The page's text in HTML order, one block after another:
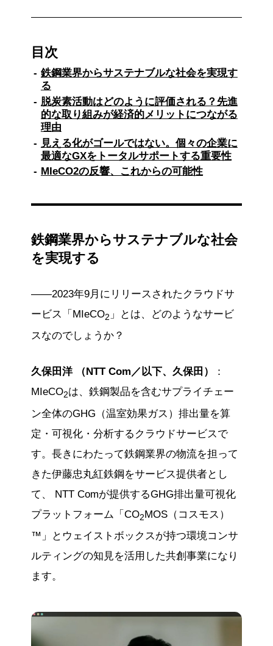
目次
鉄鋼業界からサステナブルな社会を実現す
る
脱炭素活動はどのように評価される？先進
的な取り組みが経済的メリットにつながる
理由
見える化がゴールではない。個々の企業に
最適なGXをトータルサポートする重要性
MIeCO2の反響、これからの可能性
鉄鋼業界からサステナブルな社会
を実現する
——2023年9月にリリースされたクラウドサ
ービス「MIeCO2 」とは、どのようなサービ
スなのでしょうか？
久保田洋 （NTT Com／以下、久保田）
：
MIeCO2は、鉄鋼製品を含むサプライチェー
ン全体のGHG（温室効果ガス）排出量を算
定・可視化・分析するクラウドサービスで
す。長きにわたって鉄鋼業界の物流を担って
きた伊藤忠丸紅鉄鋼をサービス提供者とし
て、 NTT Comが提供するGHG排出量可視化
プラットフォーム「CO2MOS（コスモス）
™」とウェイストボックスが持つ環境コンサ
ルティングの知見を活用した共創事業になり
ます。